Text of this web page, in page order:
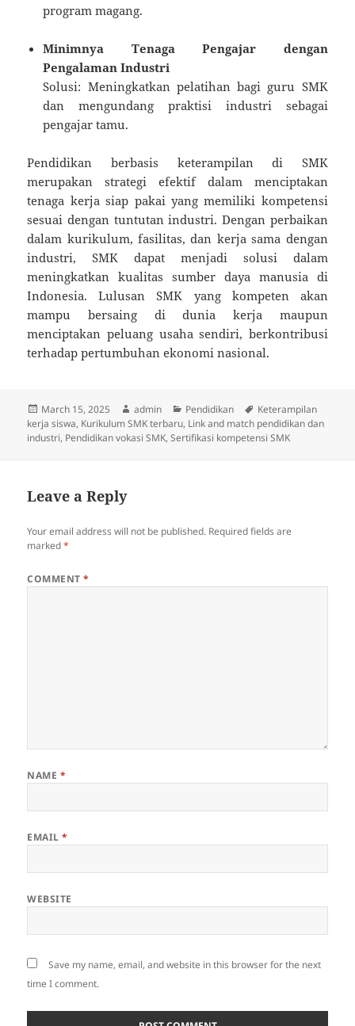
program magang.
Minimnya Tenaga Pengajar dengan
Pengalaman Industri
Solusi: Meningkatkan pelatihan bagi guru SMK
dan mengundang praktisi industri sebagai
pengajar tamu.
Pendidikan berbasis keterampilan di SMK
merupakan strategi efektif dalam menciptakan
tenaga kerja siap pakai yang memiliki kompetensi
sesuai dengan tuntutan industri. Dengan perbaikan
dalam kurikulum, fasilitas, dan kerja sama dengan
industri, SMK dapat menjadi solusi dalam
meningkatkan kualitas sumber daya manusia di
Indonesia. Lulusan SMK yang kompeten akan
mampu bersaing di dunia kerja maupun
menciptakan peluang usaha sendiri, berkontribusi
terhadap pertumbuhan ekonomi nasional.
Posted
on
March 15, 2025 Author
admin Categories
Pendidikan Tags
Keterampilan
kerja siswa, Kurikulum SMK terbaru, Link and match pendidikan dan
industri, Pendidikan vokasi SMK,Sertifikasi kompetensi SMK
Leave a Reply
Your email address will not be published. Required fields are
marked*
COMMENT*
NAME *
EMAIL*
WEBSITE
Save my name, email, and website in this browser for the next
time I comment.